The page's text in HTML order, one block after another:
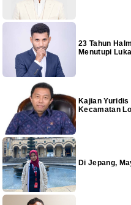
23 Tahun
Menutupi
Kajian
Kecamatan
Di Jepang,